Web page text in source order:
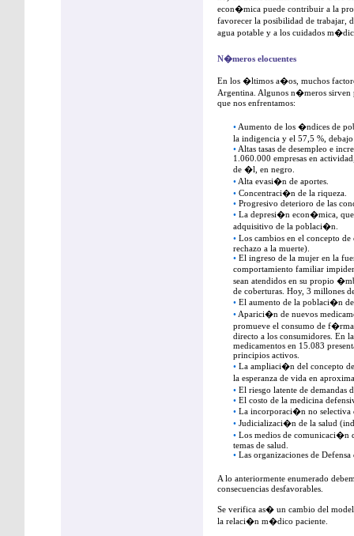
econ�mica puede contribuir a la
favorecer la posibilidad de trabajar,
agua potable y a los cuidados
N�meros elocuentes
En los �ltimos a�os, muchos
Argentina. Algunos n�meros sirven
que nos enfrentamos:
• Aumento de los �ndices de
la indigencia y el 57,5 %,
• Altas tasas de desempleo e
1.060.000 empresas en
de �l, en negro.
• Alta evasi�n de aportes.
• Concentraci�n de la riqueza.
• Progresivo deterioro de las
• La depresi�n econ�mica,
adquisitivo de la poblaci�n.
• Los cambios en el concepto
rechazo a la muerte).
• El ingreso de la mujer en la
comportamiento familiar
sean atendidos en su propio
de coberturas. Hoy, 3 millones
• El aumento de la poblaci�n
• Aparici�n de nuevos
promueve el consumo de
directo a los consumidores. En
medicamentos en 15.083
principios activos.
• La ampliaci�n del concepto
la esperanza de vida en
• El riesgo latente de demandas
• El costo de la medicina
• La incorporaci�n no
• Judicializaci�n de la salud
• Los medios de comunicaci�n
temas de salud.
• Las organizaciones de
A lo anteriormente enumerado
consecuencias desfavorables.
Se verifica as� un cambio del
la relaci�n m�dico paciente.